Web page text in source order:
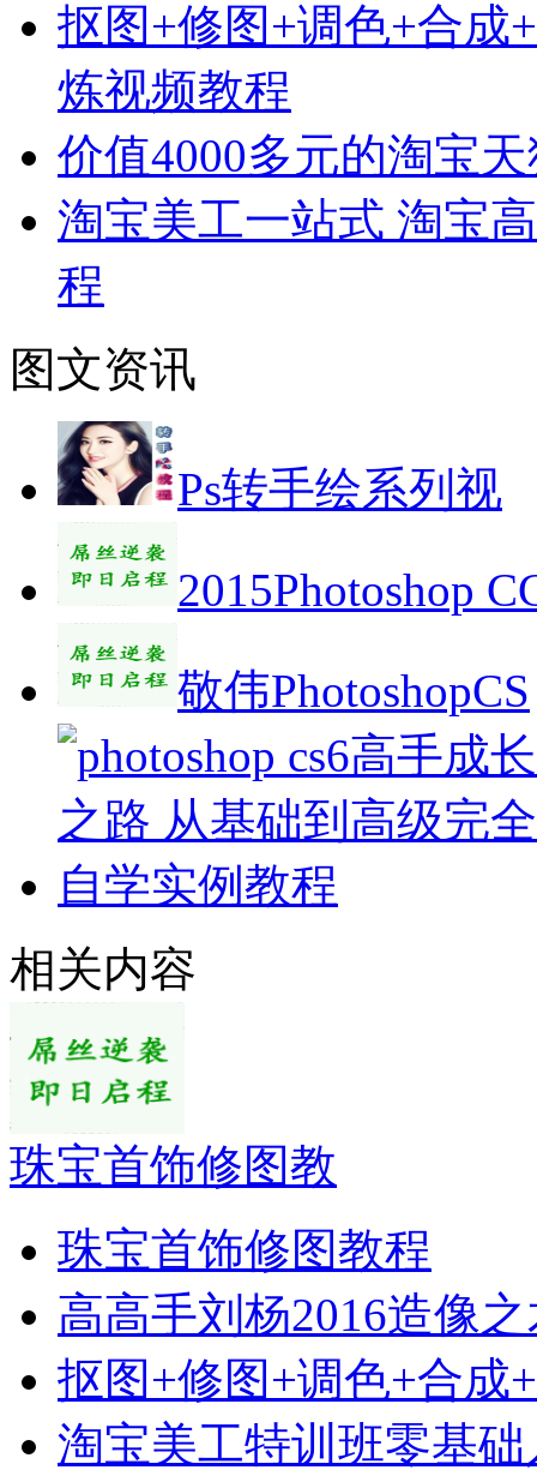
抠图+修图+调色+合成
炼视频教程
价值4000多元的淘宝
淘宝美工一站式 淘宝
程
图文资讯
Ps转手绘系列视
2015Photoshop
敬伟PhotoshopCS
相关内容
珠宝首饰修图教
珠宝首饰修图教程
高高手刘杨2016造像
抠图+修图+调色+合成
淘宝美工特训班零基础